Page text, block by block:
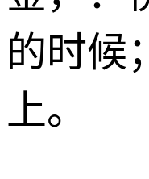
的时候
上。